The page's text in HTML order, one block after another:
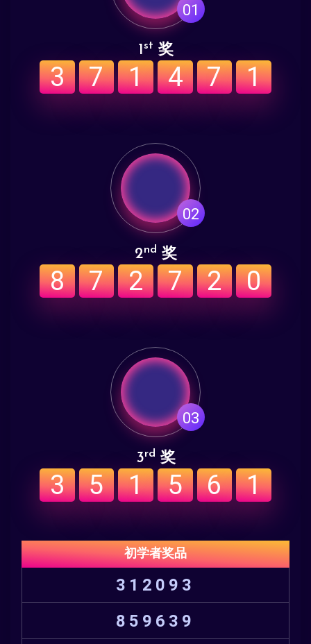
01
1st 奖
3 7 1 4 7 1
02
2nd 奖
8 7 2 7 2 0
03
3rd 奖
3 5 1 5 6 1
初学者奖品
312093
859639